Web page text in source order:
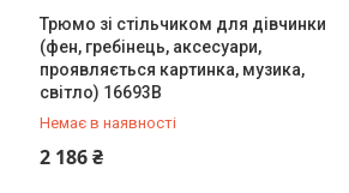
Трюмо зі стільчиком для дівчинки
(фен, гребінець, аксесуари,
проявляється картинка, музика,
світло) 16693B
Немає в наявності
2 186 ₴
0 (800) 33-98-35